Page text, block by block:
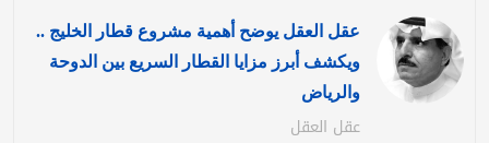
عقل العقل يوضح أهمية مشروع قطار الخليج ..
ويكشف أبرز مزايا القطار السريع بين الدوحة
والرياض
عقل العقل